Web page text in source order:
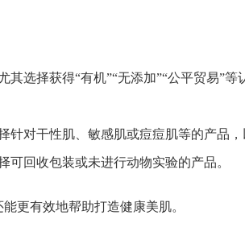
其选择获得“有机”“无添加”“公平贸易”等
针对干性肌、敏感肌或痘痘肌等的产品，
可回收包装或未进行动物实验的产品。
更有效地帮助打造健康美肌。